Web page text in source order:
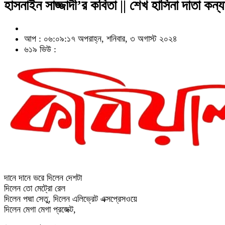
হাসনাইন সাজ্জাদী’র কবিতা || শেখ হাসিনা দাতা
আপ : ০৬:০৯:১৭ অপরাহ্ন, শনিবার, ৩ অগাস্ট ২০২৪
৬১৯ ভিউ :
দানে দানে ভরে দিলেন দেশটা
দিলেন তো মেট্রো রেল
দিলেন পদ্মা সেতু, দিলেন এলিভ্রেট এক্সপ্রেসওয়ে
দিলেন মেগা মেগা প্রজেক্ট,